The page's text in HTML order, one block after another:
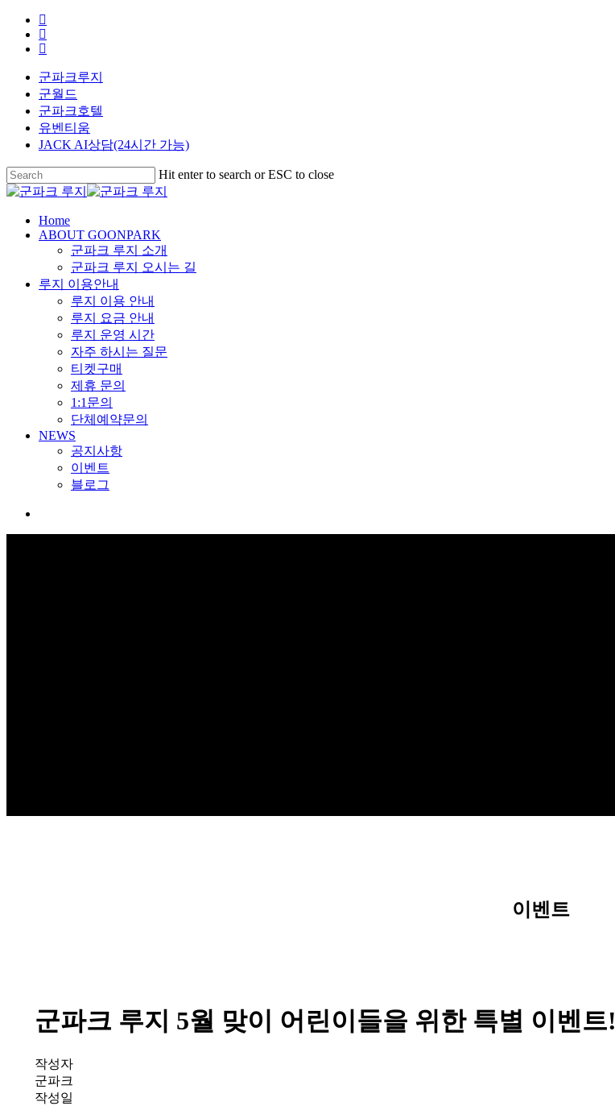
Skip
main
facebook
youtube
instagram
군파크루지
군월드
군파크호텔
유벤티움
JACK AI상담(24시간 가능)
Hit enter to search or ESC to close
Close
search
Menu
Home
ABOUT GOONPARK
군파크 루지 소개
군파크 루지 오시는 길
루지 이용안내
루지 이용 안내
루지 요금 안내
루지 운영 시간
자주 하시는 질문
티켓구매
제휴 문의
1:1문의
단체예약문의
NEWS
공지사항
이벤트
블로그
이벤트
군파크 루지 5월 맞이 어린이들을 위한 특별 이벤트!
작성자
군파크
작성일